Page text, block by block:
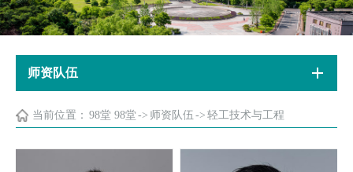
师资队伍
当前位置： 98堂 98堂 -> 师资队伍 -> 轻工技术与工程